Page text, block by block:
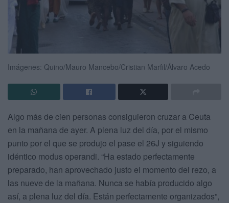
Imágenes: Quino/Mauro Mancebo/Cristian Marfil/Álvaro Acedo
Algo más de cien personas consiguieron cruzar a Ceuta
en la mañana de ayer. A plena luz del día, por el mismo
punto por el que se produjo el pase el 26J y siguiendo
idéntico modus operandi. “Ha estado perfectamente
preparado, han aprovechado justo el momento del rezo, a
las nueve de la mañana. Nunca se había producido algo
así, a plena luz del día. Están perfectamente organizados”,